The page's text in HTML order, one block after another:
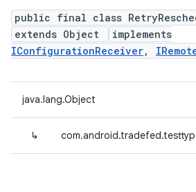
public final class
extends Object
implements
IConfigurationReceiver,
java.lang.Object
↳